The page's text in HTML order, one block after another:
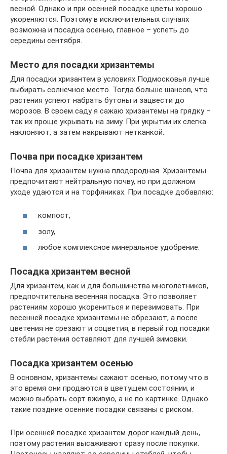
весной. Однако и при осенней посадке цветы хорошо
укореняются. Поэтому в исключительных случаях
возможна и посадка осенью, главное – успеть до
середины сентября.
Место для посадки хризантемы
Для посадки хризантем в условиях Подмосковья лучше
выбирать солнечное место. Тогда больше шансов, что
растения успеют набрать бутоны и зацвести до
морозов. В своем саду я сажаю хризантемы на грядку –
так их проще укрывать на зиму. При укрытии их слегка
наклоняют, а затем накрывают нетканкой.
Почва при посадке хризантем
Почва для хризантем нужна плодородная. Хризантемы
предпочитают нейтральную почву, но при должном
уходе удаются и на торфяниках. При посадке добавляю:
компост,
золу,
любое комплексное минеральное удобрение.
Посадка хризантем весной
Для хризантем, как и для большинства многолетников,
предпочтительна весенняя посадка. Это позволяет
растениям хорошо укорениться и перезимовать. При
весенней посадке хризантемы не обрезают, а после
цветения не срезают и соцветия, в первый год посадки
стебли растения оставляют для лучшей зимовки.
Посадка хризантем осенью
В основном, хризантемы сажают осенью, потому что в
это время они продаются в цветущем состоянии, и
можно выбрать сорт вживую, а не по картинке. Однако
такие поздние осенние посадки связаны с риском.
При осенней посадке хризантем дорог каждый день,
поэтому растения высаживают сразу после покупки.